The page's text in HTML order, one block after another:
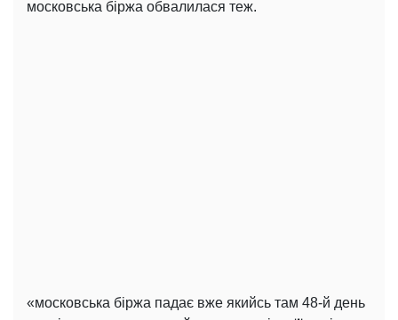
московська біржа обвалилася теж.
«московська біржа падає вже якийсь там 48-й день